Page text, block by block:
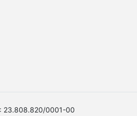
23.808.820/0001-00